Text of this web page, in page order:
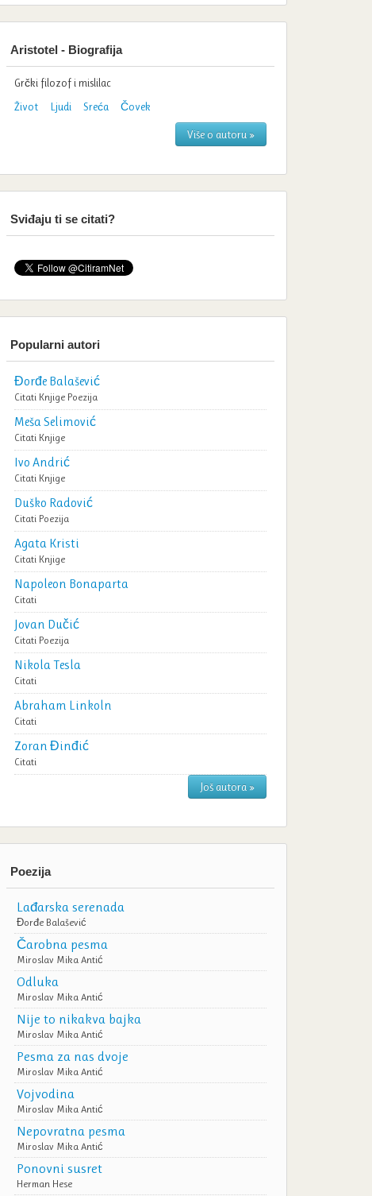
Aristotel - Biografija
Grčki filozof i mislilac
Život
Ljudi Sreća Čovek
Više o autoru »
Sviđaju ti se citati?
Popularni autori
Đorđe Balašević
Citati Knjige Poezija
Meša Selimović
Citati Knjige
Ivo Andrić
Citati Knjige
Duško Radović
Citati Poezija
Agata Kristi
Citati Knjige
Napoleon Bonaparta
Citati
Jovan Dučić
Citati Poezija
Nikola Tesla
Citati
Abraham Linkoln
Citati
Zoran Đinđić
Citati
Još autora »
Poezija
Lađarska serenada
Đorđe Balašević
Čarobna pesma
Miroslav Mika Antić
Odluka
Miroslav Mika Antić
Nije to nikakva bajka
Miroslav Mika Antić
Pesma za nas dvoje
Miroslav Mika Antić
Vojvodina
Miroslav Mika Antić
Nepovratna pesma
Miroslav Mika Antić
Ponovni susret
Herman Hese